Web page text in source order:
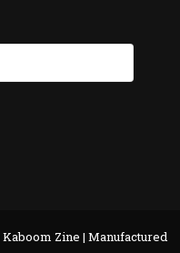
Kaboom Zine | Manufactured